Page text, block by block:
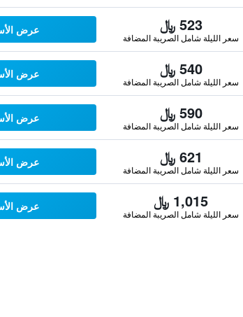
523 ﷼
سعر الليلة شامل الصريبة المضافة
عرض
540 ﷼
سعر الليلة شامل الصريبة المضافة
عرض
590 ﷼
سعر الليلة شامل الصريبة المضافة
عرض
621 ﷼
سعر الليلة شامل الصريبة المضافة
عرض
1,015 ﷼
سعر الليلة شامل الصريبة المضافة
عرض